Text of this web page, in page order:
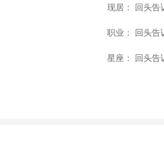
现居： 回头告
职业： 回头告
星座： 回头告